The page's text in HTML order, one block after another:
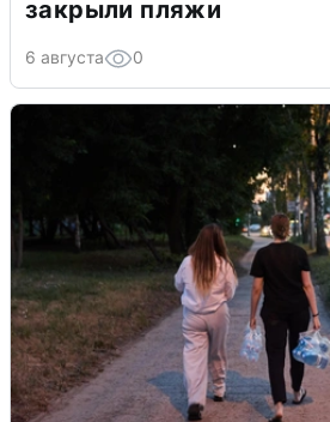
закрыли пляжи
6 августа 0